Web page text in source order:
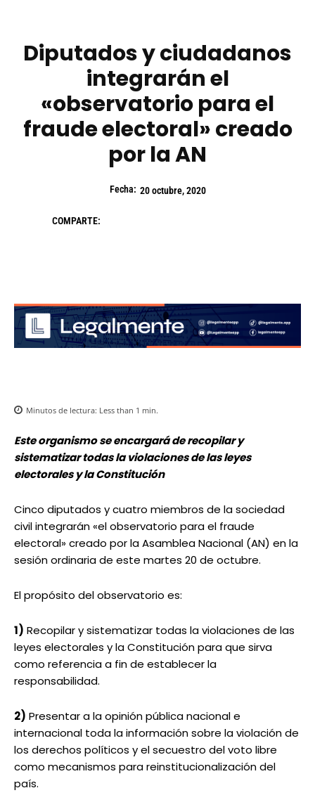
Diputados y ciudadanos
integrarán el
«observatorio para el
fraude electoral» creado
por la AN
Fecha: 20 octubre, 2020
COMPARTE:
Minutos de lectura: Less than 1 min.
Este organismo se encargará de recopilar y
sistematizar todas la violaciones de las leyes
electorales y la Constitución
Cinco diputados y cuatro miembros de la sociedad
civil integrarán «el observatorio para el fraude
electoral» creado por la Asamblea Nacional (AN) en la
sesión ordinaria de este martes 20 de octubre.
El propósito del observatorio es:
1) Recopilar y sistematizar todas la violaciones de las
leyes electorales y la Constitución para que sirva
como referencia a fin de establecer la
responsabilidad.
2) Presentar a la opinión pública nacional e
internacional toda la información sobre la violación de
los derechos políticos y el secuestro del voto libre
como mecanismos para reinstitucionalización del
país.